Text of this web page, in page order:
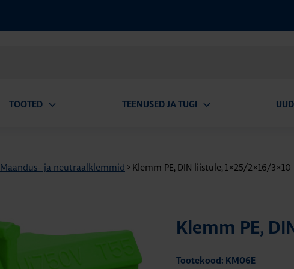
TOOTED TEENUSED JA TUGI
Maandus- ja neutraalklemmid > Klemm PE, DIN liistule, 1×25/2×16/3×10
Klemm PE,
Tootekood: KM06E